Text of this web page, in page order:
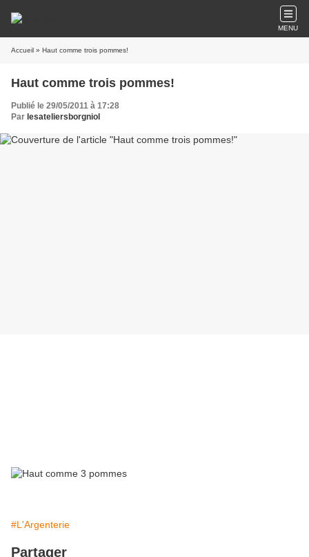
MENU
Accueil » Haut comme trois pommes!
Haut comme trois pommes!
Publié le 29/05/2011 à 17:28
Par lesateliersborgniol
#L'Argenterie
Partager